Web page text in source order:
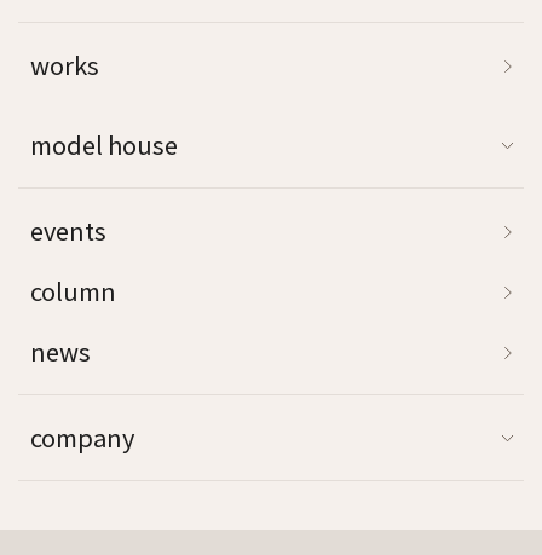
works
model house
events
column
news
company